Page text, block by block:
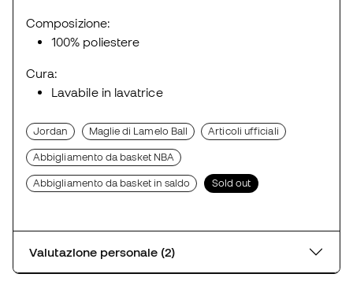
Composizione:
100% poliestere
Cura:
Lavabile in lavatrice
Jordan Maglie di Lamelo Ball Articoli ufficiali
Abbigliamento da basket NBA
Abbigliamento da basket in saldo Sold out
Valutazione personale (2)